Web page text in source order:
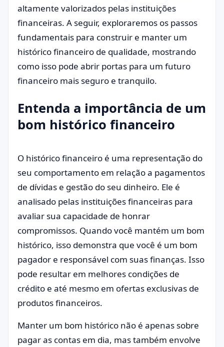
altamente valorizados pelas instituições
financeiras. A seguir, exploraremos os passos
fundamentais para construir e manter um
histórico financeiro de qualidade, mostrando
como isso pode abrir portas para um futuro
financeiro mais seguro e tranquilo.
Entenda a importância de um
bom histórico financeiro
O histórico financeiro é uma representação do
seu comportamento em relação a pagamentos
de dívidas e gestão do seu dinheiro. Ele é
analisado pelas instituições financeiras para
avaliar sua capacidade de honrar
compromissos. Quando você mantém um bom
histórico, isso demonstra que você é um bom
pagador e responsável com suas finanças. Isso
pode resultar em melhores condições de
crédito e até mesmo em ofertas exclusivas de
produtos financeiros.
Manter um bom histórico não é apenas sobre
pagar as contas em dia, mas também envolve